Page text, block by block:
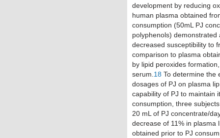
development by reducing
human plasma obtained
consumption (50mL PJ
polyphenols) demonstrated
decreased susceptibility to
comparison to plasma
by lipid peroxides
serum. 18 To determine the
dosages of PJ on plasma
capability of PJ to maintain
consumption, three
20 mL of PJ concentrate/
decrease of 11% in plasma
obtained prior to PJ